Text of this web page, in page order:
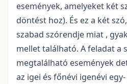
események, amelyeket két
döntést hoz). És ez a két
szabad szórendje miat ,
mellet található. A feladat a
megtalálható események
az igei és főnévi igenévi